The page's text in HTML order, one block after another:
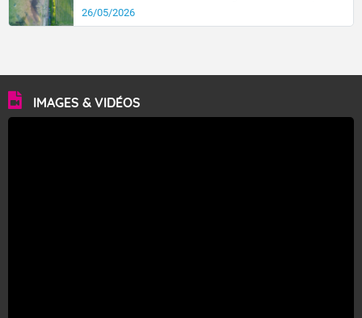
26/05/2026
IMAGES & VIDÉOS